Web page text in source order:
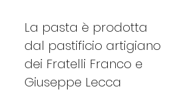
La pasta è prodotta
dal pastificio artigiano
dei Fratelli Franco e
Giuseppe Lecca